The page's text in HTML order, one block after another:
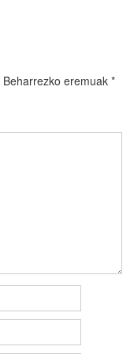
Beharrezko eremuak *